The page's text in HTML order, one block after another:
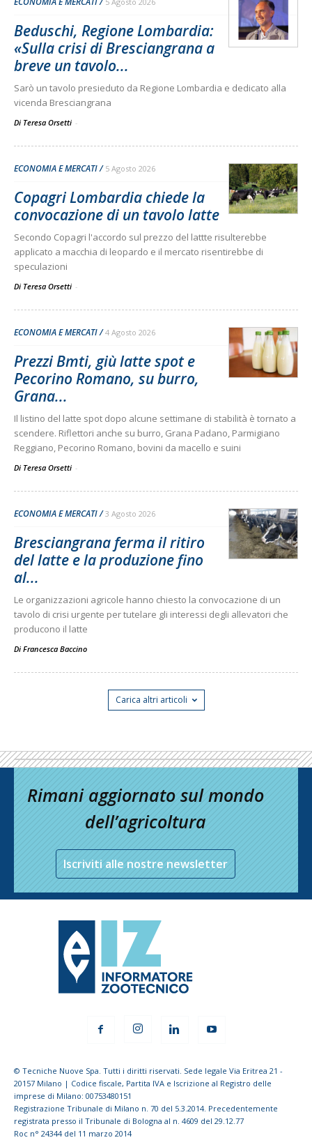
Beduschi, Regione Lombardia:
«Sulla crisi di Bresciangrana a
breve un tavolo...
Sarò un tavolo presieduto da Regione Lombardia e dedicato alla
vicenda Bresciangrana
Di Teresa Orsetti -
ECONOMIA E MERCATI 5 Agosto 2026
Copagri Lombardia chiede la
convocazione di un tavolo latte
Secondo Copagri l'accordo sul prezzo del lattte risulterebbe
applicato a macchia di leopardo e il mercato risentirebbe di
speculazioni
Di Teresa Orsetti -
ECONOMIA E MERCATI 4 Agosto 2026
Prezzi Bmti, giù latte spot e
Pecorino Romano, su burro,
Grana...
Il listino del latte spot dopo alcune settimane di stabilità è tornato a
scendere. Riflettori anche su burro, Grana Padano, Parmigiano
Reggiano, Pecorino Romano, bovini da macello e suini
Di Teresa Orsetti -
ECONOMIA E MERCATI 3 Agosto 2026
Bresciangrana ferma il ritiro
del latte e la produzione fino
al...
Le organizzazioni agricole hanno chiesto la convocazione di un
tavolo di crisi urgente per tutelare gli interessi degli allevatori che
producono il latte
Di Francesca Baccino
Carica altri articoli
Rimani aggiornato sul mondo
dell’agricoltura
Iscriviti alle nostre newsletter
© Tecniche Nuove Spa. Tutti i diritti riservati. Sede legale Via Eritrea 21 -
20157 Milano | Codice fiscale, Partita IVA e Iscrizione al Registro delle
imprese di Milano: 00753480151
Registrazione Tribunale di Milano n. 70 del 5.3.2014. Precedentemente
registrata presso il Tribunale di Bologna al n. 4609 del 29.12.77
Roc n° 24344 del 11 marzo 2014